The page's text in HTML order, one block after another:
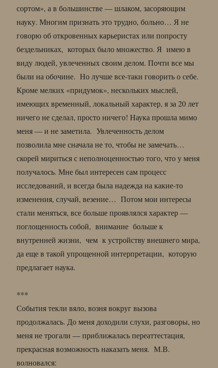
сортом», а в большинстве — шлаком, засоряющим
науку. Многим признать это трудно, больно… Я не
говорю об откровенных карьеристах или попросту
бездельниках, которых было множество. Я имею в
виду людей, увлеченных своим делом. Почти все мы
были на обочине. Но лучше все-таки говорить о себе.
Кроме мелких «придумок», нескольких мыслей,
имеющих временный, локальный характер, я за 20 лет
ничего не сделал, просто ничего! Наука прошла мимо
меня — и не заметила. Увлеченность делом
позволила мне сначала не то, чтобы не замечать…
скорей мириться с неполноценностью того, что у меня
получалось. Мне был интересен сам процесс
исследований, и всегда была надежда на какие-то
изменения, случай, везение… Потом мои интересы
стали меняться, все больше проявлялся характер —
поглощенность собой, внимание больше к
внутренней жизни, чем к устройству внешнего мира,
да еще в такой упрощенной интерпретации, которую
предлагает наука.
***
События текли вяло, возня вокруг вызова
продолжалась. До меня доходили слухи, разговоры, но
меня не трогали — приближалась переаттестация,
прекрасная возможность наказать меня. М.В.
волновался: